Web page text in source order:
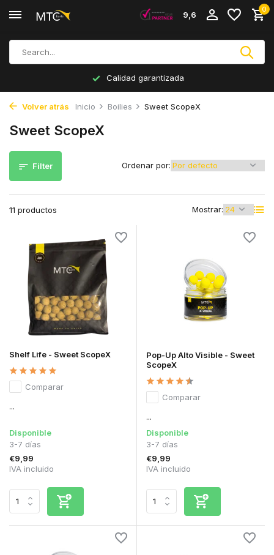
9,6
0
Calidad garantizada
Volver atrás Inicio Boilies Sweet ScopeX
Sweet ScopeX
Filter
11 productos Mostrar:
Ordenar por:
Shelf Life - Sweet ScopeX
Comparar
...
Disponible
3-7 días
€9,99
IVA incluido
Pop-Up Alto Visible - Sweet
ScopeX
Comparar
...
Disponible
3-7 días
€9,99
IVA incluido